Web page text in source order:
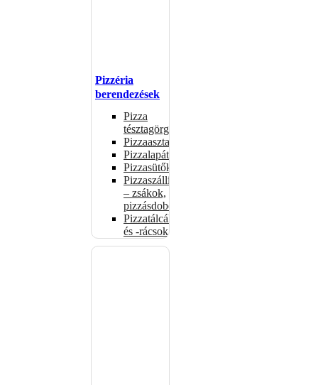
Pizzéria
berendezések
Pizza
tésztagörgők
Pizzaasztalok
Pizzalapátok
Pizzasütők
Pizzaszállítás
– zsákok,
pizzásdobozok
Pizzatálcák
és -rácsok